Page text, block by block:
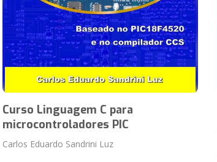
Curso Linguagem C para
microcontroladores PIC
Carlos Eduardo Sandrini Luz